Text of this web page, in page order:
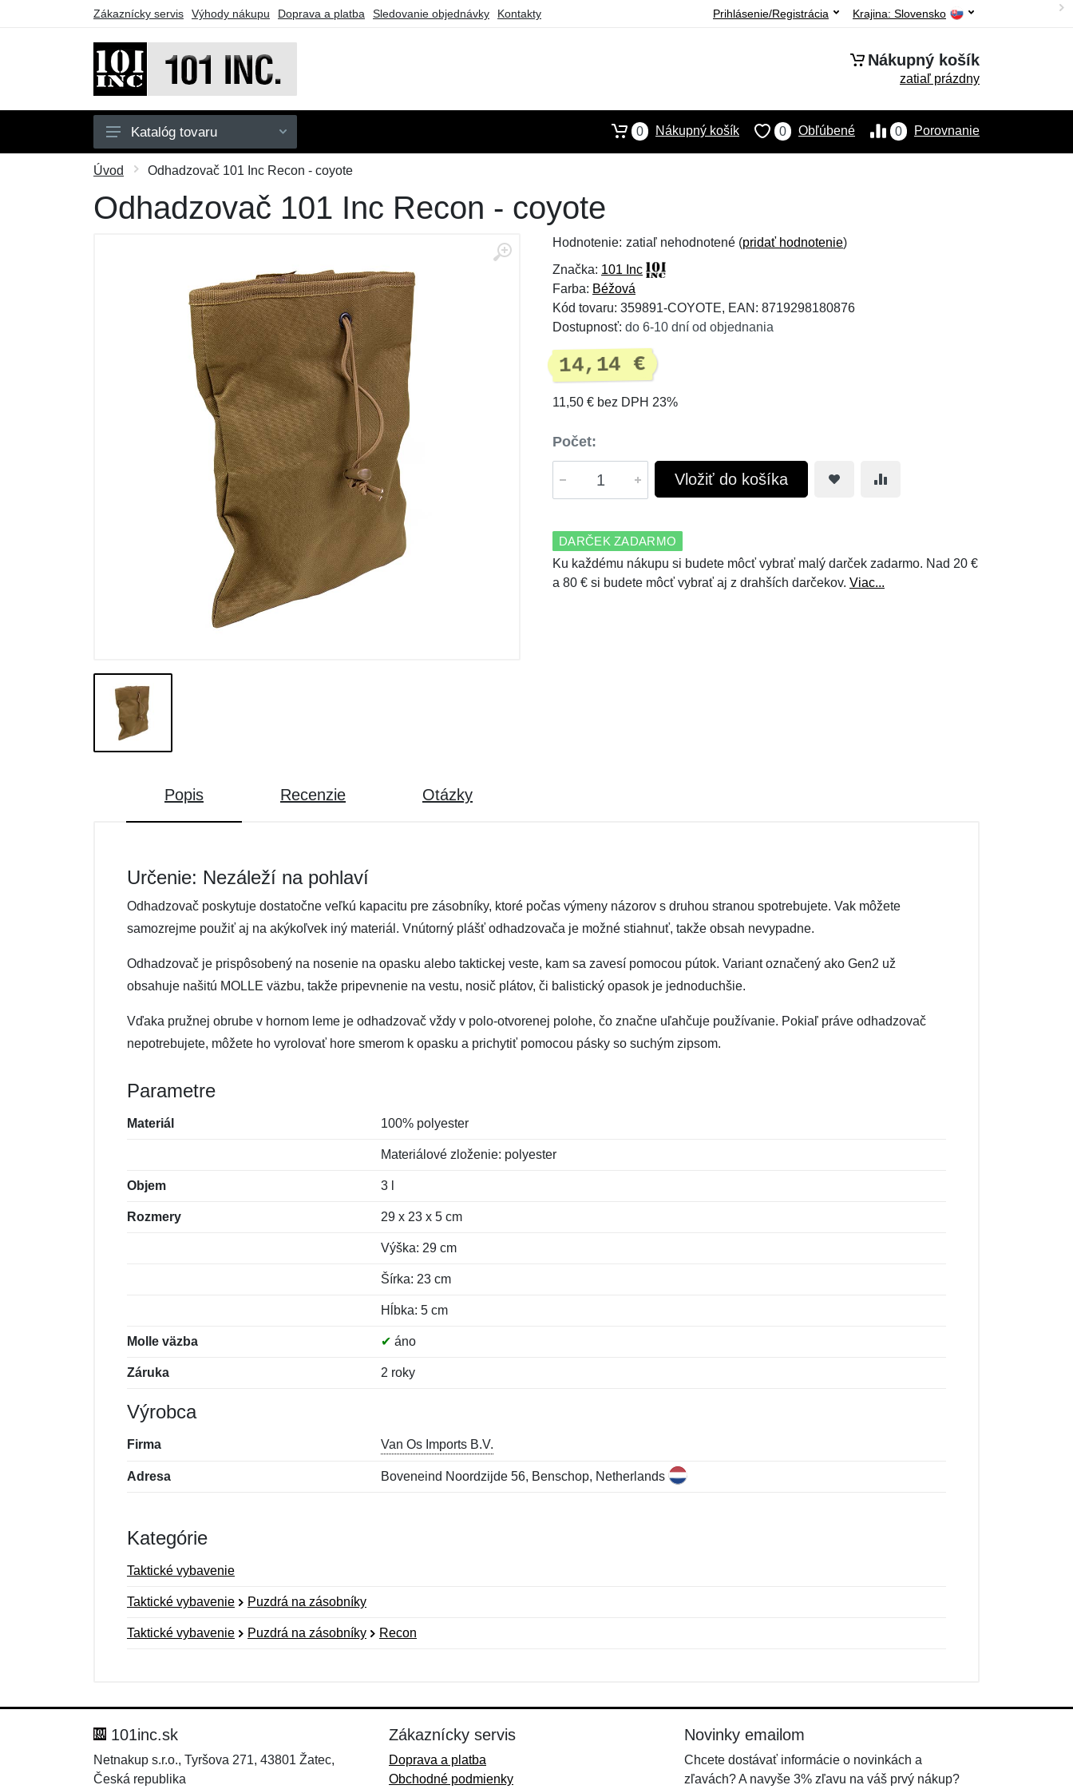
Zákaznícky servis Výhody nákupu Doprava a platba Sledovanie objednávky Kontakty Krajina: Slovensko
Prihlásenie/Registrácia
Nákupný košík
zatiaľ prázdny
Pánske
Detské
Taktické vybavenie
Darčekové poukazy
Katalóg tovaru 0 Porovnanie
0 Obľúbené
0 Nákupný košík
Úvod Odhadzovač 101 Inc Recon - coyote
Odhadzovač 101 Inc Recon - coyote
Hodnotenie: zatiaľ nehodnotené (pridať hodnotenie)
Značka: 101 Inc
Farba: Béžová
Kód tovaru: 359891-COYOTE, EAN: 8719298180876
Dostupnosť: do 6-10 dní od objednania
14,14 €
11,50 € bez DPH 23%
Počet:
Vložiť do košíka
DARČEK ZADARMO
Ku každému nákupu si budete môcť vybrať malý darček zadarmo. Nad 20 €
a 80 € si budete môcť vybrať aj z drahších darčekov. Viac...
Popis Recenzie Otázky
Určenie: Nezáleží na pohlaví
Odhadzovač poskytuje dostatočne veľkú kapacitu pre zásobníky, ktoré počas výmeny názorov s druhou stranou spotrebujete. Vak môžete
samozrejme použiť aj na akýkoľvek iný materiál. Vnútorný plášť odhadzovača je možné stiahnuť, takže obsah nevypadne.
Odhadzovač je prispôsobený na nosenie na opasku alebo taktickej veste, kam sa zavesí pomocou pútok. Variant označený ako Gen2 už
obsahuje našitú MOLLE väzbu, takže pripevnenie na vestu, nosič plátov, či balistický opasok je jednoduchšie.
Vďaka pružnej obrube v hornom leme je odhadzovač vždy v polo-otvorenej polohe, čo značne uľahčuje používanie. Pokiaľ práve odhadzovač
nepotrebujete, môžete ho vyrolovať hore smerom k opasku a prichytiť pomocou pásky so suchým zipsom.
Parametre
Materiál 100% polyester
Materiálové zloženie: polyester
Objem 3 l
Rozmery 29 x 23 x 5 cm
Výška: 29 cm
Šírka: 23 cm
Hĺbka: 5 cm
Molle väzba ✔ áno
Záruka 2 roky
Výrobca
Firma Van Os Imports B.V.
Adresa Boveneind Noordzijde 56, Benschop, Netherlands
Kategórie
Taktické vybavenie
Taktické vybavenie Puzdrá na zásobníky
Taktické vybavenie Puzdrá na zásobníky Recon
Správa*
Správa*
101inc.sk
Netnakup s.r.o., Tyršova 271, 43801 Žatec,
Česká republika
Zákaznícky servis
Doprava a platba
Obchodné podmienky
Novinky emailom
Chcete dostávať informácie o novinkách a
zľavách? A navyše 3% zľavu na váš prvý nákup?